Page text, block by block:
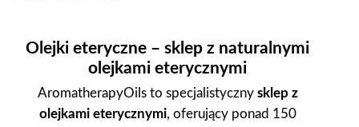
Olejki eteryczne – sklep z naturalnymi
olejkami eterycznymi
AromatherapyOils to specjalistyczny sklep z
olejkami eterycznymi, oferujący ponad 150